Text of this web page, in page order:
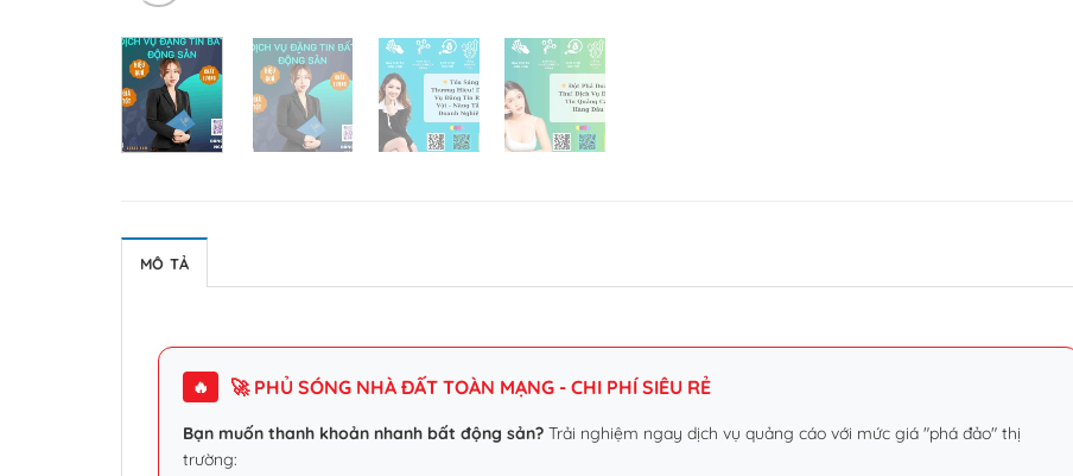
MÔ TẢ
🔥 🚀 PHỦ SÓNG NHÀ ĐẤT TOÀN MẠNG - CHI PHÍ SIÊU RẺ
Bạn muốn thanh khoản nhanh bất động sản? Trải nghiệm ngay dịch vụ quảng cáo với mức giá "phá đảo" thị
trường: